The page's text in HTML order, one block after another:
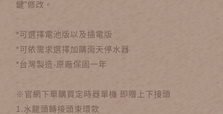
鍵”修改。
*可選擇電池版以及插電版
*可依需求選擇加購雨天停水器
*台灣製造-原廠保固一年
※官網下單購買定時器單機 即贈上下接頭
1.水龍頭轉接頭束環款